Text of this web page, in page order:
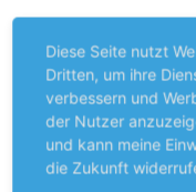
ALLGEMEIN
Großer
Diese Seite nutzt
Dritten, um ihre
verbessern und
der Nutzer
und kann meine
die Zukunft